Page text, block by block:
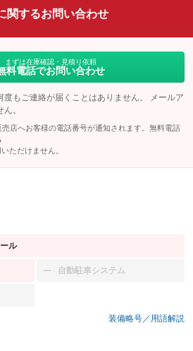
関するお問い合わせ
まずは在庫確認・見積り依頼
料電話でお問い合わせ
度もご連絡が届くことはありません。 メールア
。
店へお客様の電話番号が通知されます。無料電話
ただけません。
ル
自動駐車システム
：装備なし
装備略号／用語解説